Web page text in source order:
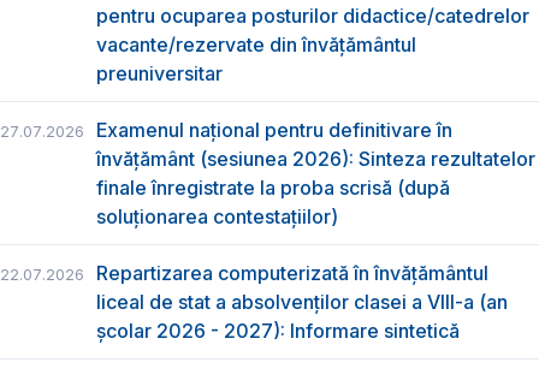
pentru ocuparea posturilor didactice/catedrelor
vacante/rezervate din învăţământul
preuniversitar
27.07.2026
Examenul național pentru definitivare în
învățământ (sesiunea 2026): Sinteza rezultatelor
finale înregistrate la proba scrisă (după
soluționarea contestațiilor)
22.07.2026
Repartizarea computerizată în învăţământul
liceal de stat a absolvenţilor clasei a VIII-a (an
școlar 2026 - 2027): Informare sintetică